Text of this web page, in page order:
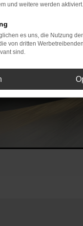
und weitere werden aktiviert.
es uns, die Nutzung
von dritten
sind.